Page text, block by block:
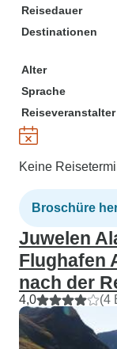
Reisedauer
Destinationen
Alter
Sprache
Reiseveranstalter
Keine
Broschüre
Juwelen
Flughafen
nach der
4,0 (4